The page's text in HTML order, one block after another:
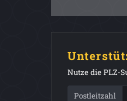
Nutze die PLZ-
Postleitzahl